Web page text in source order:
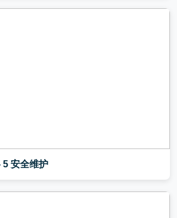
5 安全维护